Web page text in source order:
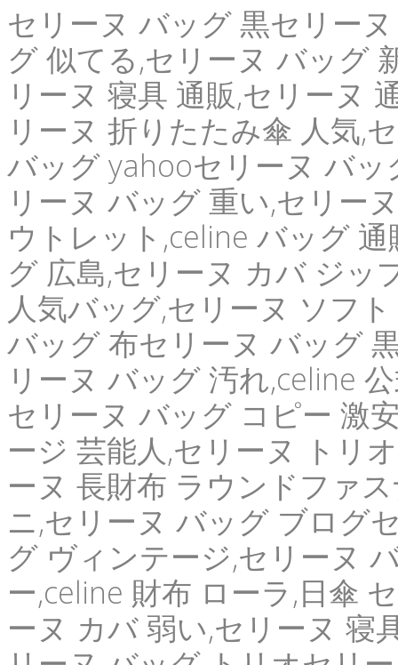
セリーヌ バッグ 黒セリー
グ 似てる,セリーヌ バッグ
リーヌ 寝具 通販,セリーヌ
リーヌ 折りたたみ傘 人気,
バッグ yahooセリーヌ バ
リーヌ バッグ 重い,セリー
ウトレット,celine バッグ
グ 広島,セリーヌ カバ ジッ
人気バッグ,セリーヌ ソフ
バッグ 布セリーヌ バッグ
リーヌ バッグ 汚れ,celine
セリーヌ バッグ コピー 激
ージ 芸能人,セリーヌ トリ
ーヌ 長財布 ラウンドファ
ニ,セリーヌ バッグ ブログ
グ ヴィンテージ,セリーヌ
ー,celine 財布 ローラ,日傘
ーヌ カバ 弱い,セリーヌ 寝